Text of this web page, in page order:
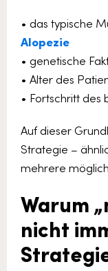
• das typische
Alopezie
• genetische
• Alter des
• Fortschritt des
Auf dieser
Strategie –
mehrere
Warum
nicht